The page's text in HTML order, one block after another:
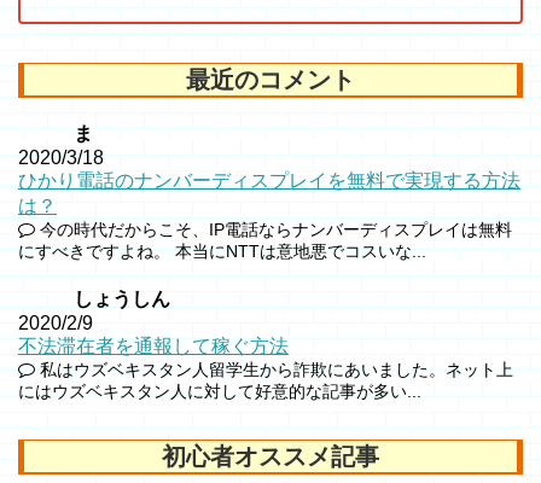
最近のコメント
ま
2020/3/18
ひかり電話のナンバーディスプレイを無料で実現する方法
は？
今の時代だからこそ、IP電話ならナンバーディスプレイは無料
にすべきですよね。 本当にNTTは意地悪でコスいな...
しょうしん
2020/2/9
不法滞在者を通報して稼ぐ方法
私はウズベキスタン人留学生から詐欺にあいました。ネット上
にはウズベキスタン人に対して好意的な記事が多い...
初心者オススメ記事